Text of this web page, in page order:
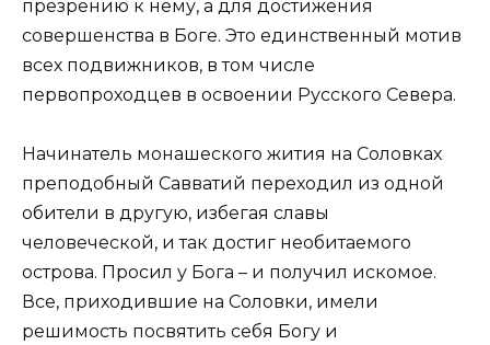
презрению к нему, а для достижения
совершенства в Боге. Это единственный мотив
всех подвижников, в том числе
первопроходцев в освоении Русского Севера.
Начинатель монашеского жития на Соловках
преподобный Савватий переходил из одной
обители в другую, избегая славы
человеческой, и так достиг необитаемого
острова. Просил у Бога – и получил искомое.
Все, приходившие на Соловки, имели
решимость посвятить себя Богу и